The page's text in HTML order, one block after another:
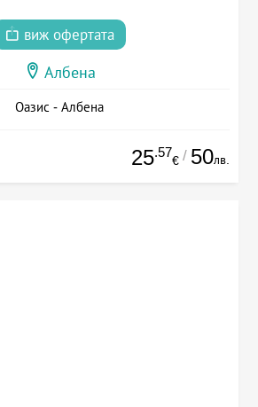
виж офертата
Албена
Оазис - Албена
25.57
€ / 50лв.